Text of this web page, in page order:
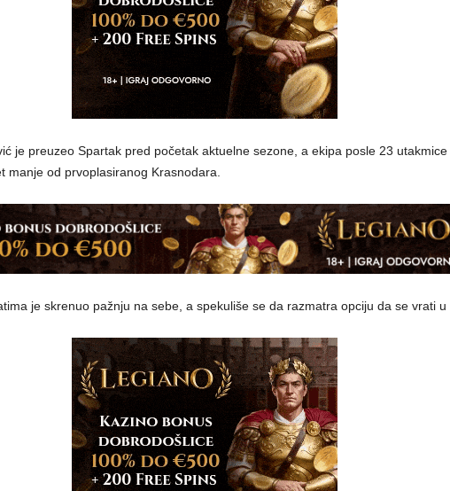
je preuzeo Spartak pred početak aktuelne sezone, a ekipa posle 23 utakmice
manje od prvoplasiranog Krasnodara.
je skrenuo pažnju na sebe, a spekuliše se da razmatra opciju da se vrati u